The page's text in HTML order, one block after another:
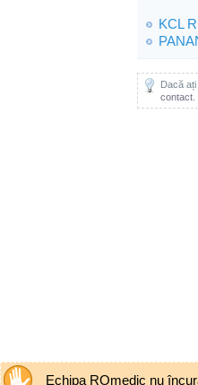
KCL
Dacă
contact
Echipa ROmedic nu